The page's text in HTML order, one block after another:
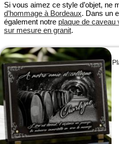
Si vous aimez ce style d’objet, ne
d’hommage à Bordeaux. Dans un
également notre plaque de caveau
sur mesure en granit.